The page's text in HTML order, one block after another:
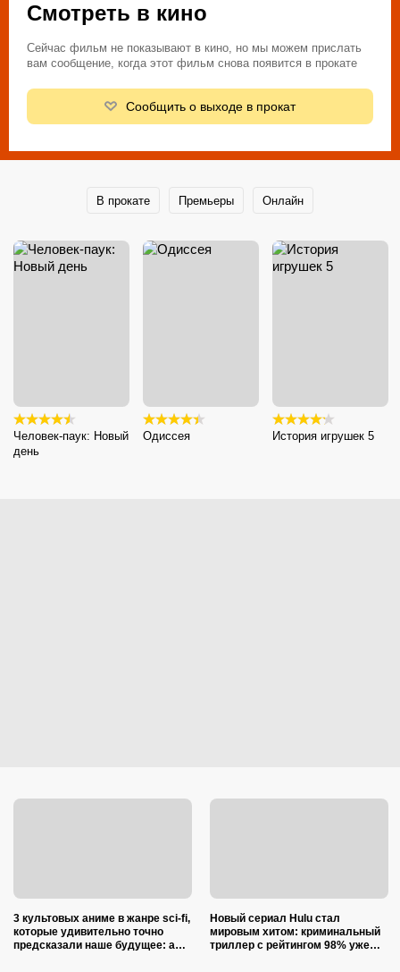
Смотреть в кино
Сейчас фильм не показывают в кино, но мы можем прислать
вам сообщение, когда этот фильм снова появится в прокате
Сообщить о выходе в прокат
В прокате Премьеры Онлайн
Человек-паук: Новый
день
Одиссея История игрушек 5
3 культовых аниме в жанре sci-fi,
которые удивительно точно
предсказали наше будущее: а
Новый сериал Hulu стал
мировым хитом: криминальный
триллер с рейтингом 98% уже